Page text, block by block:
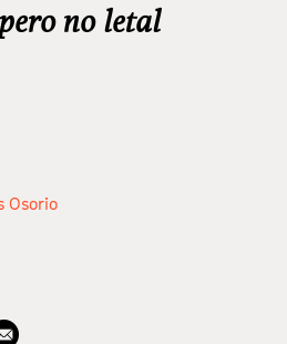
no letal
Osorio